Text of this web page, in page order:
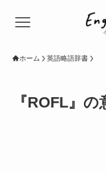
ホーム 英語略語辞書
『ROFL』